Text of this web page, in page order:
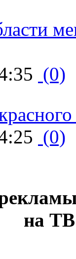
(0)
(0)
на ТВ